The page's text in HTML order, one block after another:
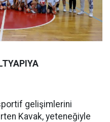
gelişimlerini
Kavak, yeteneğiyle